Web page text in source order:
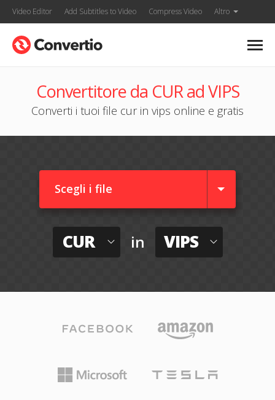
Video Editor Add Subtitles to Video Compress Video Altro
Convertitore da CUR ad VIPS
Converti i tuoi file cur in vips online e gratis
Scegli i file
CUR in VIPS